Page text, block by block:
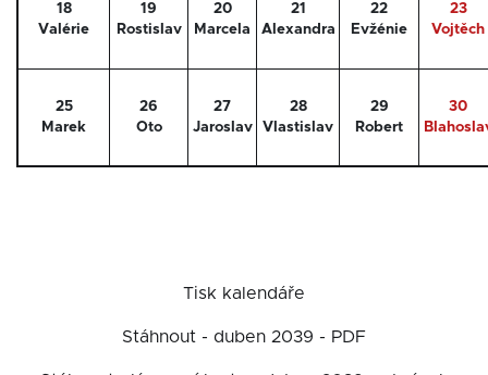
18
Valérie
19
Rostislav
20
Marcela
21
Alexandra
22
Evžénie
23
Vojtěch
25
Marek
26
Oto
27
Jaroslav
28
Vlastislav
29
Robert
30
Tisk kalendáře
Stáhnout - duben 2039 - PDF